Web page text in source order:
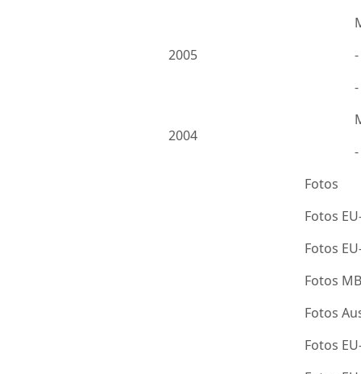
2005
2004
Fotos
Fotos
Fotos
Fotos
Fotos
Fotos